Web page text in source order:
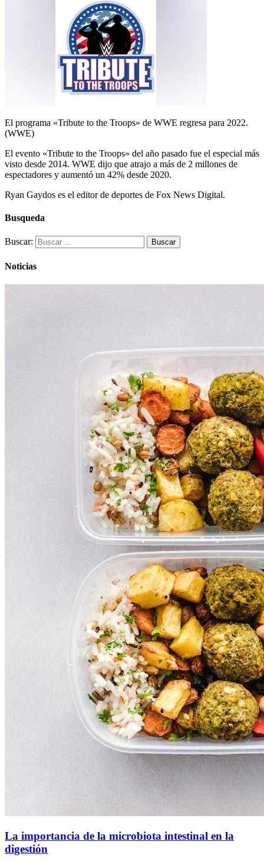
El programa «Tribute to the Troops» de WWE regresa para 2022.
(WWE)
El evento «Tribute to the Troops» del año pasado fue el especial más
visto desde 2014. WWE dijo que atrajo a más de 2 millones de
espectadores y aumentó un 42% desde 2020.
Ryan Gaydos es el editor de deportes de Fox News Digital.
Busqueda
Buscar:
Noticias
La importancia de la microbiota intestinal en la
digestión